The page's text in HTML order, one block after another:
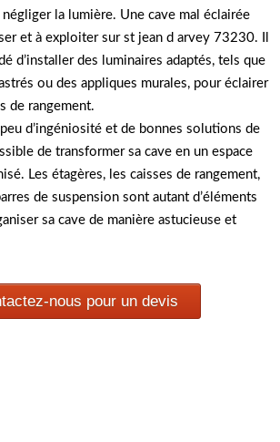
la lumière. Une cave mal éclairée
et à exploiter sur st jean d arvey 73230. Il
d’installer des luminaires adaptés, tels que
ou des appliques murales, pour éclairer
de rangement.
d’ingéniosité et de bonnes solutions de
de transformer sa cave en un espace
Les étagères, les caisses de rangement,
de suspension sont autant d’éléments
sa cave de manière astucieuse et
nous pour un devis